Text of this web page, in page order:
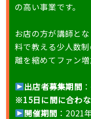
の高い事業です。
お店の方が講師と
料で教える少人数
離を縮めてファン増
出店者募集期間
※15日に間に合わな
開催期間 ：2021